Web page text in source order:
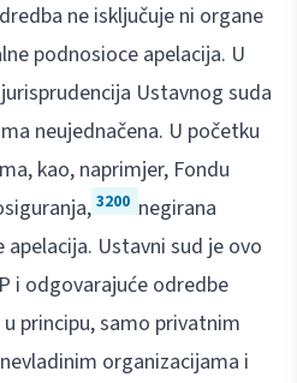
ne isključuje ni organe
podnosioce apelacija. U
Ustavnog suda
neujednačena. U početku
kao, naprimjer, Fondu
3200 negirana
Ustavni sud je ovo
i odgovarajuće odredbe
principu, samo privatnim
organizacijama i